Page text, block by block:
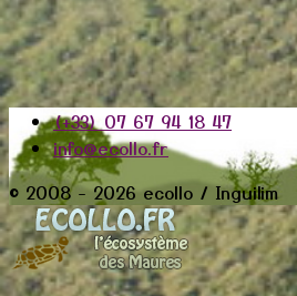
(+33) 07 67 94 18 47
info@ecollo.fr
© 2008 - 2026 ecollo / Inguilim